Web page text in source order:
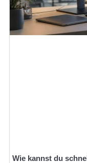
Wie kannst du